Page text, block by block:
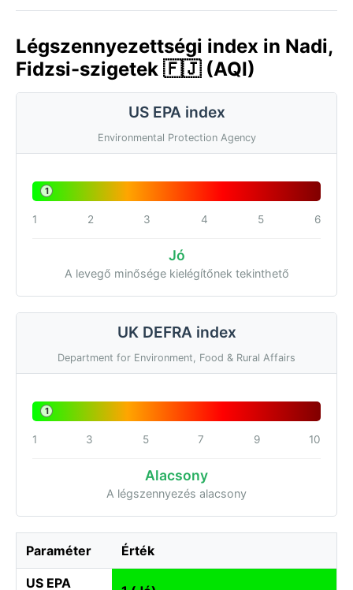
Légszennyezettségi index in Nadi,
Fidzsi-szigetek 🇫🇯 (AQI)
US EPA index
Environmental Protection Agency
1
1 2 3 4 5 6
Jó
A levegő minősége kielégítőnek tekinthető
UK DEFRA index
Department for Environment, Food & Rural Affairs
1
1 3 5 7 9 10
Alacsony
A légszennyezés alacsony
Paraméter Érték
US EPA